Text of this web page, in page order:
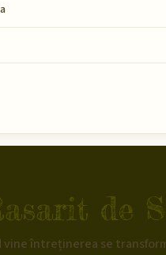
de
vine întreținerea se